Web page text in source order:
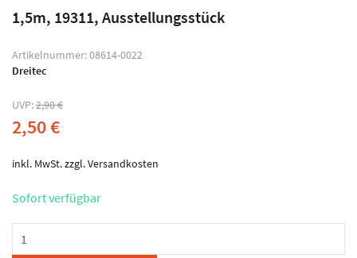
1,5m, 19311, Ausstellungsstück
Artikelnummer:08614-0022
Dreitec
UVP:2,90€
2,50€
inkl. MwSt.zzgl.Versandkosten
Sofort verfügbar
-